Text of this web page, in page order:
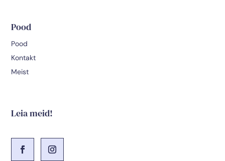
Pood
Pood
Kontakt
Meist
Leia meid!